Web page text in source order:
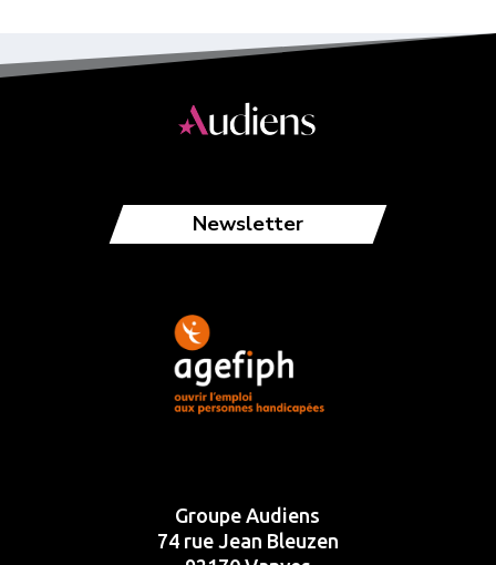
Newsletter
Groupe Audiens
74 rue Jean Bleuzen